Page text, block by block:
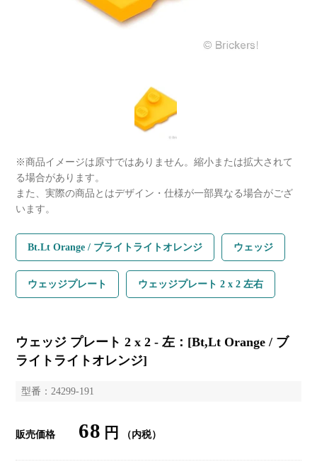
※商品イメージは原寸ではありません。縮小または拡大されて
る場合があります。
また、実際の商品とはデザイン・仕様が一部異なる場合がござ
います。
Bt.Lt Orange / ブライトライトオレンジ ウェッジ
ウェッジプレート ウェッジプレート 2 x 2 左右
ウェッジ プレート 2 x 2 - 左：[Bt,Lt Orange / ブ
ライトライトオレンジ]
型番：24299-191
販売価格 68 円 （内税）